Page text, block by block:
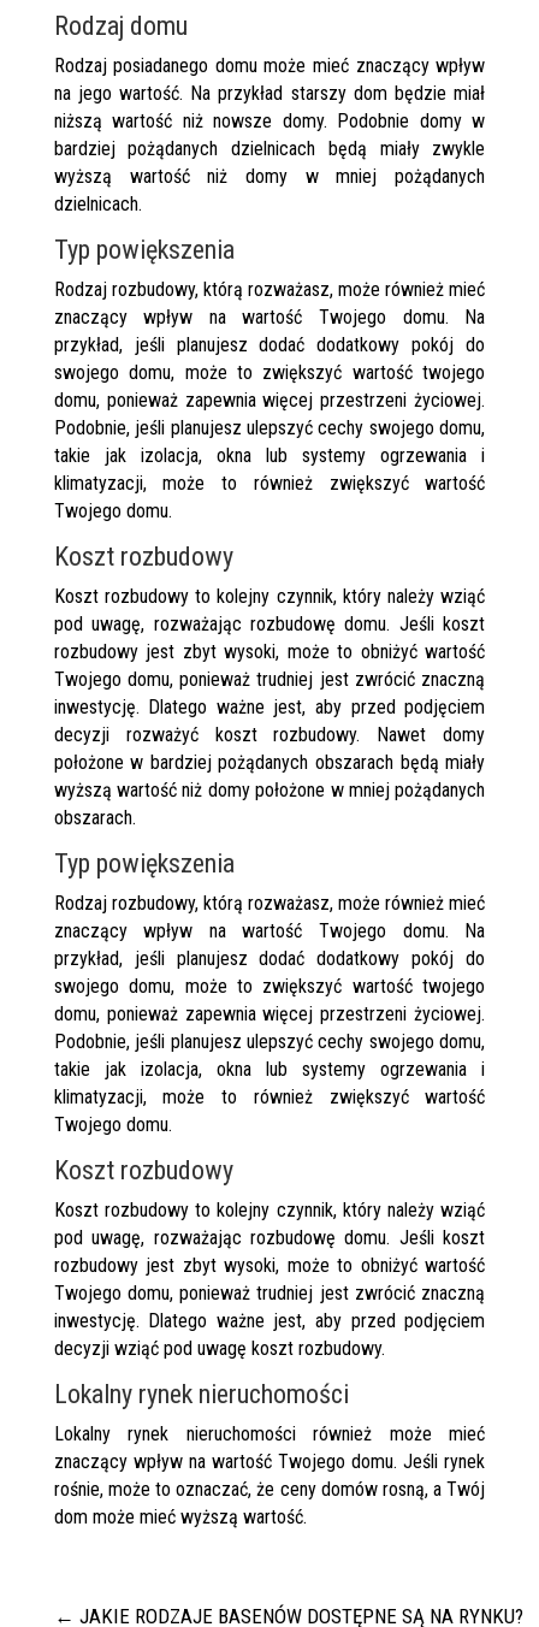
Rodzaj domu
Rodzaj posiadanego domu może mieć znaczący wpływ
na jego wartość. Na przykład starszy dom będzie miał
niższą wartość niż nowsze domy. Podobnie domy w
bardziej pożądanych dzielnicach będą miały zwykle
wyższą wartość niż domy w mniej pożądanych
dzielnicach.
Typ powiększenia
Rodzaj rozbudowy, którą rozważasz, może również mieć
znaczący wpływ na wartość Twojego domu. Na
przykład, jeśli planujesz dodać dodatkowy pokój do
swojego domu, może to zwiększyć wartość twojego
domu, ponieważ zapewnia więcej przestrzeni życiowej.
Podobnie, jeśli planujesz ulepszyć cechy swojego domu,
takie jak izolacja, okna lub systemy ogrzewania i
klimatyzacji, może to również zwiększyć wartość
Twojego domu.
Koszt rozbudowy
Koszt rozbudowy to kolejny czynnik, który należy wziąć
pod uwagę, rozważając rozbudowę domu. Jeśli koszt
rozbudowy jest zbyt wysoki, może to obniżyć wartość
Twojego domu, ponieważ trudniej jest zwrócić znaczną
inwestycję. Dlatego ważne jest, aby przed podjęciem
decyzji rozważyć koszt rozbudowy. Nawet domy
położone w bardziej pożądanych obszarach będą miały
wyższą wartość niż domy położone w mniej pożądanych
obszarach.
Typ powiększenia
Rodzaj rozbudowy, którą rozważasz, może również mieć
znaczący wpływ na wartość Twojego domu. Na
przykład, jeśli planujesz dodać dodatkowy pokój do
swojego domu, może to zwiększyć wartość twojego
domu, ponieważ zapewnia więcej przestrzeni życiowej.
Podobnie, jeśli planujesz ulepszyć cechy swojego domu,
takie jak izolacja, okna lub systemy ogrzewania i
klimatyzacji, może to również zwiększyć wartość
Twojego domu.
Koszt rozbudowy
Koszt rozbudowy to kolejny czynnik, który należy wziąć
pod uwagę, rozważając rozbudowę domu. Jeśli koszt
rozbudowy jest zbyt wysoki, może to obniżyć wartość
Twojego domu, ponieważ trudniej jest zwrócić znaczną
inwestycję. Dlatego ważne jest, aby przed podjęciem
decyzji wziąć pod uwagę koszt rozbudowy.
Lokalny rynek nieruchomości
Lokalny rynek nieruchomości również może mieć
znaczący wpływ na wartość Twojego domu. Jeśli rynek
rośnie, może to oznaczać, że ceny domów rosną, a Twój
dom może mieć wyższą wartość.
← JAKIE RODZAJE BASENÓW DOSTĘPNE SĄ NA RYNKU?